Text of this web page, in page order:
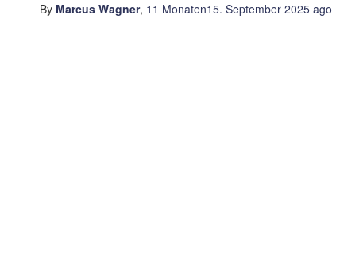
By Marcus Wagner, 11 Monaten15. September 2025ago